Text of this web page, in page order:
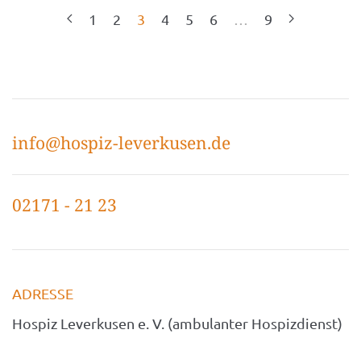
1 2 3 4 5 6 9
info@hospiz-leverkusen.de
02171 - 21 23
ADRESSE
Hospiz Leverkusen e. V. (ambulanter Hospizdienst)